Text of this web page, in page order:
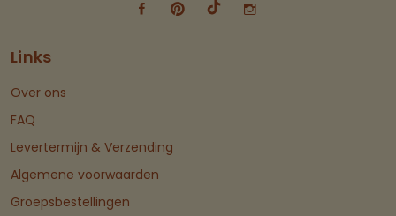
Links
Over ons
FAQ
Levertermijn & Verzending
Algemene voorwaarden
Groepsbestellingen